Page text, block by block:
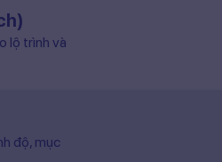
lộ trình và
độ, mục